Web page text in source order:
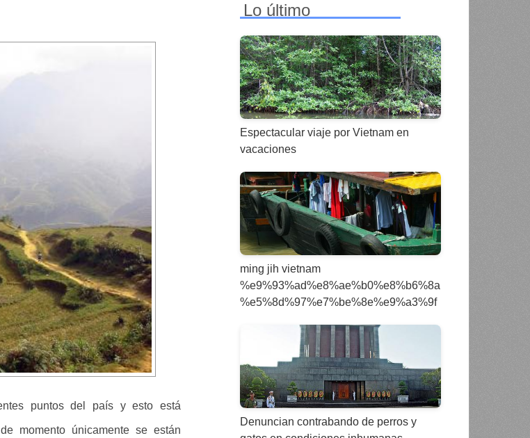
puntos del país y esto está
momento únicamente se están
Lo último
Espectacular viaje por Vietnam en
vacaciones
ming jih vietnam
%e9%93%ad%e8%ae%b0%e8%b6%8a
%e5%8d%97%e7%be%8e%e9%a3%9f
Denuncian contrabando de perros y